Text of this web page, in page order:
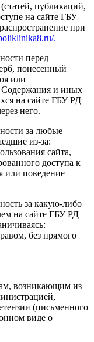
публикаций,
на сайте ГБУ
при
.
перед
понесенный
или
Содержания и иных
на сайте ГБУ РД
него.
за любые
из-за:
сайта,
доступа к
или поведение
за какую-либо
на сайте ГБУ РД
без прямого
возникающим из
(письменного
виде о